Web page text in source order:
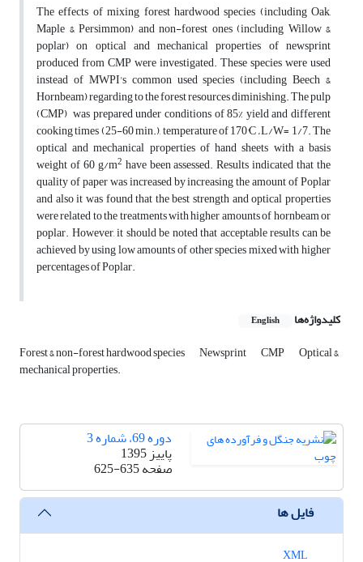
The effects of mixing forest hardwood species (including Oak,
Maple & Persimmon) and non-forest ones (including Willow &
poplar) on optical and mechanical properties of newsprint
produced from CMP were investigated. These species were used
instead of MWPI's common used species (including Beech &
Hornbeam) regarding to the forest resources diminishing. The pulp
(CMP) was prepared under conditions of 85% yield and different
cooking times (25-60 min.), temperature of 170°C,L/W= 1/7. The
optical and mechanical properties of hand sheets with a basis
weight of 60 g/m2 have been assessed. Results indicated that the
quality of paper was increased by increasing the amount of Poplar
and also it was found that the best strength and optical properties
were related to the treatments with higher amounts of hornbeam or
poplar. However, it should be noted that acceptable results can be
achieved by using low amounts of other species mixed with higher
percentages of Poplar.
کلیدواژه‌ها English
Forest & non-forest hardwood species Newsprint CMP Optical &
mechanical properties.
دوره 69، شماره 3
پاییز 1395
صفحه625-635
فایل ها